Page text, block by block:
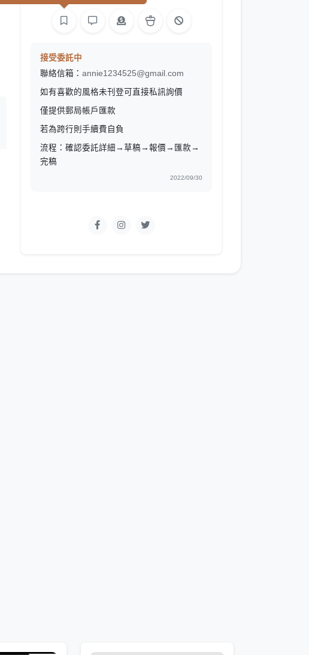
接受委託中
聯絡信箱：annie1234525@gmail.com
如有喜歡的風格未刊登可直接私訊詢價
僅提供郵局帳戶匯款
若為跨行則手續費自負
流程：確認委託詳細→草稿→報價→匯款→
完稿
2022/09/30